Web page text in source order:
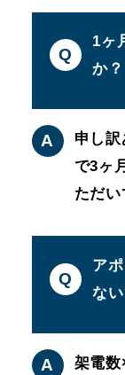
Q
1ヶ
か？
A
申し
で3ヶ
ただい
Q
ア
な
A
架電